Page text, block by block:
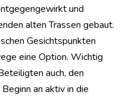
und
alten Trassen gebaut.
Gesichtspunkten
eine Option. Wichtig
auch, den
an aktiv in die